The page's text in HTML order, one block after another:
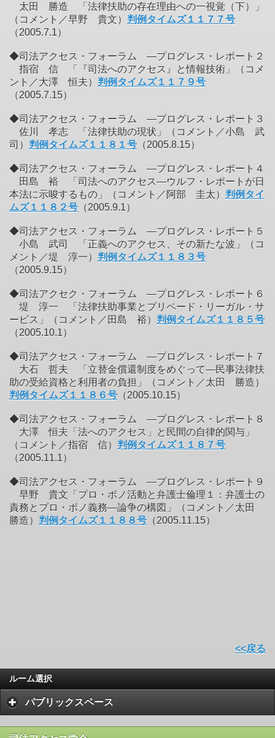
太田 勝造 「法律扶助の存在理由への一視覚（下）」
（コメント／早野 貴文） 判例タイムズ１１７７号
（2005.7.1）
◆司法アクセス・フォーラム ―プログレス・レポート２
指宿 信 「『司法へのアクセス』と情報技術」（コメ
ント／大澤 恒夫） 判例タイムズ１１７９号
（2005.7.15）
◆司法アクセス・フォーラム ―プログレス・レポート３
佐川 孝志 「法律扶助の現状」（コメント／小島 武
司） 判例タイムズ１１８１号 （2005.8.15）
◆司法アクセス・フォーラム ―プログレス・レポート４
田島 裕 「司法へのアクセス―ウルフ・レポートが日
本法に示唆するもの」（コメント／阿部 圭太） 判例タイ
ムズ１１８２号 （2005.9.1）
◆司法アクセス・フォーラム ―プログレス・レポート５
小島 武司 「正義へのアクセス、その新たな波」（コ
メント／堤 淳一） 判例タイムズ１１８３号
（2005.9.15）
◆司法アクセク・フォーラム ―プログレス・レポート６
堤 淳一 「法律扶助事業とプリペード・リーガル・サ
ービス」（コメント／田島 裕） 判例タイムズ１１８５号
（2005.10.1）
◆司法アクセス・フォーラム ―プログレス・レポート７
大石 哲夫 「立替金償還制度をめぐって―民事法律扶
助の受給資格と利用者の負担」（コメント／太田 勝造）
判例タイムズ１１８６号 （2005.10.15）
◆司法アクセス・フォーラム ―プログレス・レポート８
大澤 恒夫「法へのアクセス」と民間の自律的関与」
（コメント／指宿 信） 判例タイムズ１１８７号
（2005.11.1）
◆司法アクセス・フォーラム ―プログレス・レポート９
早野 貴文「プロ・ボノ活動と弁護士倫理１：弁護士の
責務とプロ・ボノ義務―論争の構図」（コメント／太田
勝造） 判例タイムズ１１８８号 （2005.11.15）
<<戻る
ルーム選択
パブリックスペース